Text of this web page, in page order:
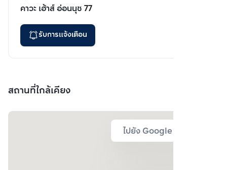
คาวะ เฮ้าส์ อ่อนนุช 77
รับการแจ้งเตือน
สถานที่ใกล้เคียง
ไปยัง Google Map